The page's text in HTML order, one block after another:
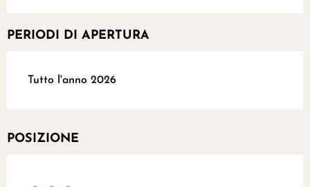
PERIODI DI APERTURA
Tutto l'anno 2026
POSIZIONE